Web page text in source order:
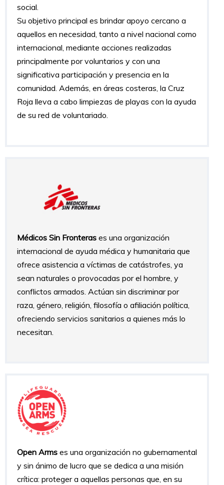
social.
Su objetivo principal es brindar apoyo cercano a
aquellos en necesidad, tanto a nivel nacional como
internacional, mediante acciones realizadas
principalmente por voluntarios y con una
significativa participación y presencia en la
comunidad. Además, en áreas costeras, la Cruz
Roja lleva a cabo limpiezas de playas con la ayuda
de su red de voluntariado.
Médicos Sin Fronteras es una organización
internacional de ayuda médica y humanitaria que
ofrece asistencia a víctimas de catástrofes, ya
sean naturales o provocadas por el hombre, y
conflictos armados. Actúan sin discriminar por
raza, género, religión, filosofía o afiliación política,
ofreciendo servicios sanitarios a quienes más lo
necesitan.
Open Arms es una organización no gubernamental
y sin ánimo de lucro que se dedica a una misión
crítica: proteger a aquellas personas que, en su